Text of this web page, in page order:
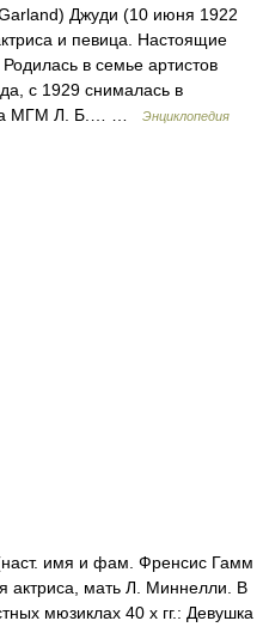
Джуди (10 июня 1922
и певица. Настоящие
в семье артистов
с 1929 снималась в
МГМ Л. Б.… …
Энциклопедия
имя и фам. Френсис Гамм
актриса, мать Л. Миннелли. В
мюзиклах 40 х гг.: Девушка